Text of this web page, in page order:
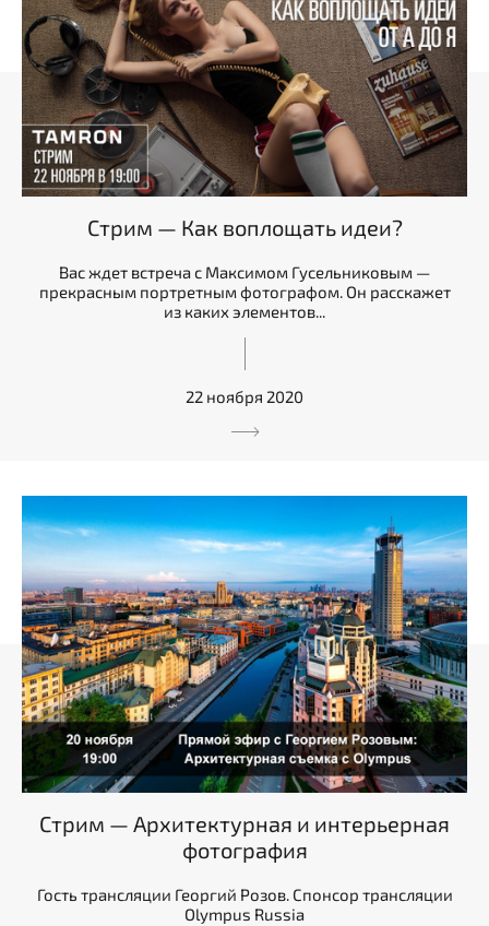
Стрим — Как воплощать идеи?
Вас ждет встреча с Максимом Гусельниковым —
прекрасным портретным фотографом. Он расскажет
из каких элементов...
22 ноября 2020
Стрим — Архитектурная и интерьерная
фотография
Гость трансляции Георгий Розов. Спонсор трансляции
Olympus Russia